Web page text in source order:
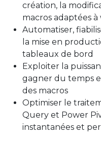
création, la
macros adaptées à
Automatiser,
la mise en
tableaux de bord
Exploiter la
gagner du temps
des macros
Optimiser le
Query et Power
instantanées et